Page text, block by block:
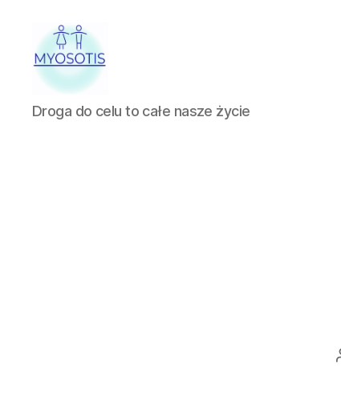
FUNDACJA
OBRONY
Droga do celu to całe nasze życie